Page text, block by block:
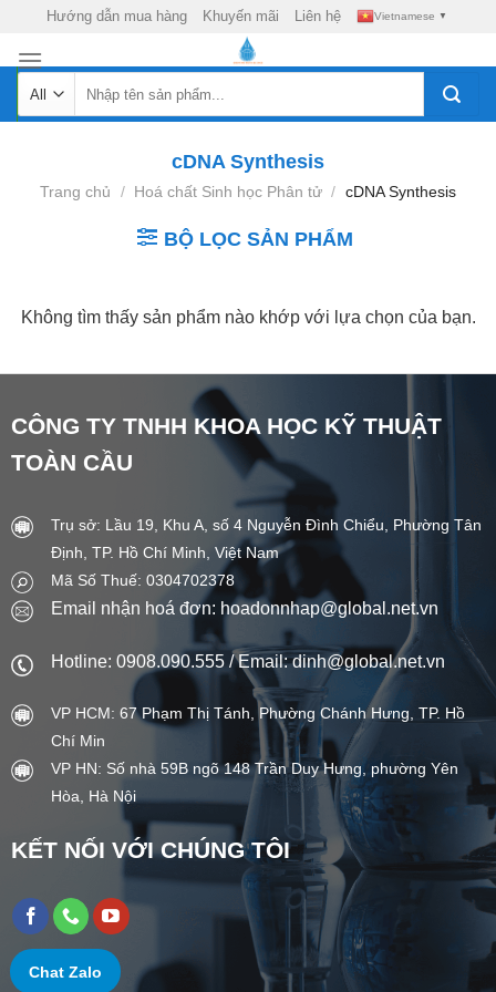
content
Hướng dẫn mua hàng Khuyến mãi Liên hệ Vietnamese ▼
kiếm:
cDNA Synthesis
Trang chủ / Hoá chất Sinh học Phân tử / cDNA Synthesis
BỘ LỌC SẢN PHẨM
Không tìm thấy sản phẩm nào khớp với lựa chọn của bạn.
CÔNG TY TNHH KHOA HỌC KỸ THUẬT
TOÀN CẦU
Trụ sở: Lầu 19, Khu A, số 4 Nguyễn Đình Chiểu, Phường Tân
Định, TP. Hồ Chí Minh, Việt Nam
Mã Số Thuế: 0304702378
Email nhận hoá đơn: hoadonnhap@global.net.vn
Hotline: 0908.090.555 / Email: dinh@global.net.vn
VP HCM: 67 Phạm Thị Tánh, Phường Chánh Hưng, TP. Hồ
Chí Min
VP HN: Số nhà 59B ngõ 148 Trần Duy Hưng, phường Yên
Hòa, Hà Nội
KẾT NỐI VỚI CHÚNG TÔI
Chat Zalo